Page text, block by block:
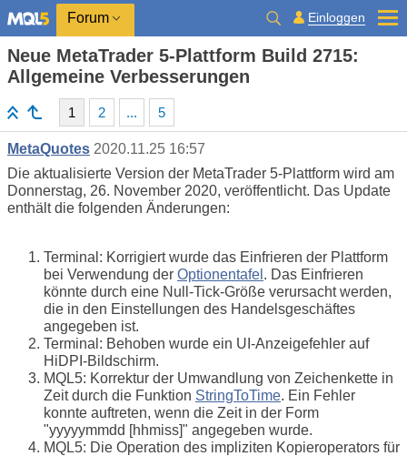
Forum Einloggen
Neue MetaTrader 5-Plattform Build 2715:
Allgemeine Verbesserungen
1 2 ... 5
MetaQuotes 2020.11.25 16:57
Die aktualisierte Version der MetaTrader 5-Plattform wird am
Donnerstag, 26. November 2020, veröffentlicht. Das Update
enthält die folgenden Änderungen:
Terminal: Korrigiert wurde das Einfrieren der Plattform
bei Verwendung der Optionentafel . Das Einfrieren
könnte durch eine Null-Tick-Größe verursacht werden,
die in den Einstellungen des Handelsgeschäftes
angegeben ist.
Terminal: Behoben wurde ein UI-Anzeigefehler auf
HiDPI-Bildschirm.
MQL5: Korrektur der Umwandlung von Zeichenkette in
Zeit durch die Funktion StringToTime. Ein Fehler
konnte auftreten, wenn die Zeit in der Form
"yyyyymmdd [hhmiss]" angegeben wurde.
MQL5: Die Operation des impliziten Kopieroperators für